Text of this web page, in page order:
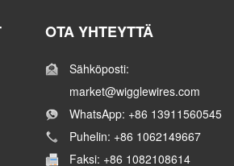
OTA YHTEYTTÄ
Sähköposti:
market@wigglewires.com
WhatsApp: +86 13911560545
Puhelin: +86 1062149667
Faksi: +86 1082108614